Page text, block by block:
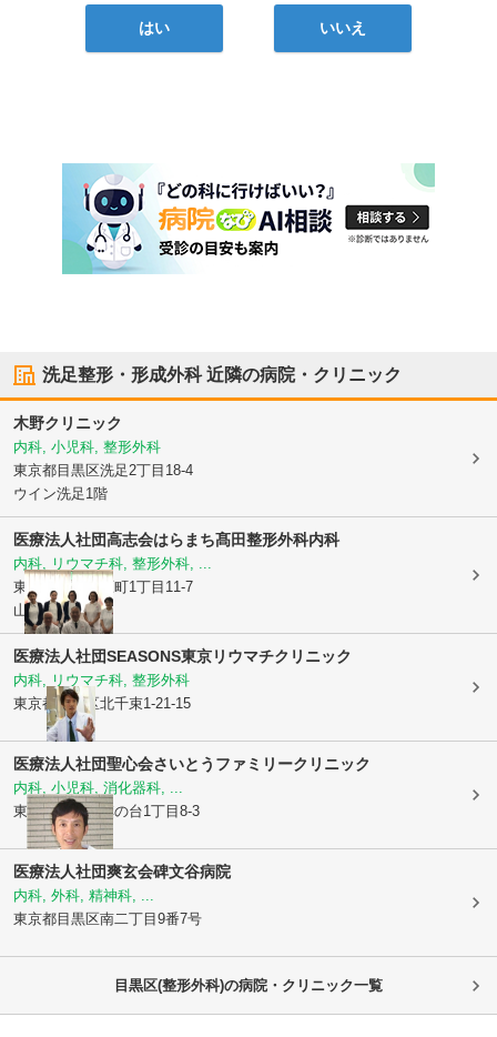
はい いいえ
洗足整形・形成外科近隣の病院・クリニック
木野クリニック
内科, 小児科, 整形外科
東京都目黒区洗足2丁目18-4
ウイン洗足1階
医療法人社団高志会はらまち髙田整形外科内科
内科, リウマチ科, 整形外科, ...
東京都目黒区
原町1丁目11-7
山梨ビル1階
医療法人社団SEASONS東京リウマチクリニック
内科, リウマチ科, 整形外科
東京都大田区北千束1-21-15
医療法人社団聖心会さいとうファミリークリニック
内科, 小児科, 消化器科, ...
東京都品川区旗の台1丁目8-3
医療法人社団爽玄会碑文谷病院
内科, 外科, 精神科, ...
東京都目黒区南二丁目9番7号
目黒区(整形外科)の病院・クリニック一覧